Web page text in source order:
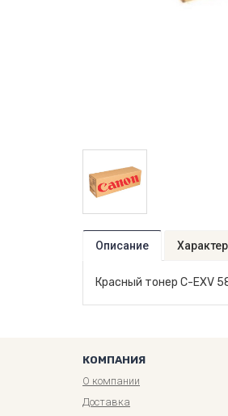
Описание
Красный тонер C-EXV
КОМПАНИЯ
О компании
Доставка